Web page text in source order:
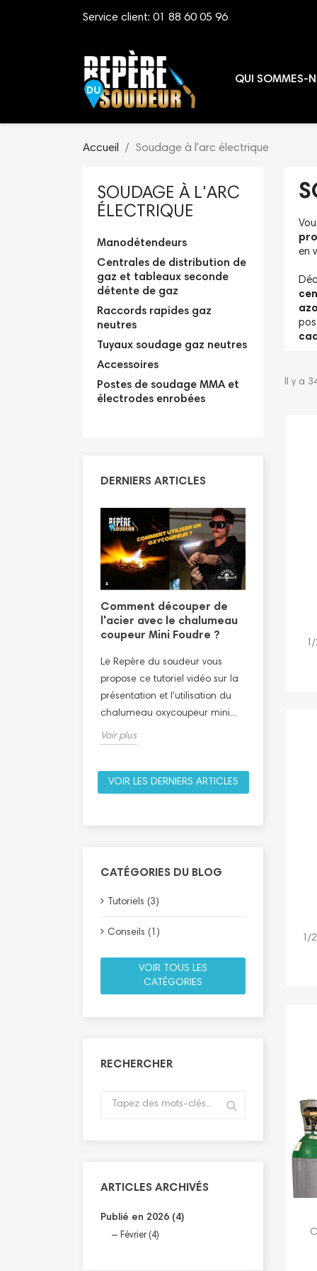
Service client: 01 88 60 05 96
QUI SOMMES-
Accueil Soudage à l'arc électrique
SOUDAGE À L'ARC
ÉLECTRIQUE
Manodétendeurs
Centrales de distribution de
gaz et tableaux seconde
détente de gaz
Raccords rapides gaz
neutres
Tuyaux soudage gaz neutres
Accessoires
Postes de soudage MMA et
électrodes enrobées
DERNIERS ARTICLES
Comment découper de
l'acier avec le chalumeau
coupeur Mini Foudre ?
Le Repère du soudeur vous
propose ce tutoriel vidéo sur la
présentation et l'utilisation du
chalumeau oxycoupeur mini...
Voir plus
Le
VOIR LES DERNIERS ARTICLES
CATÉGORIES DU BLOG
Tutoriels (3)
Conseils (1)
VOIR TOUS LES
CATÉGORIES
RECHERCHER
ARTICLES ARCHIVÉS
Publié en 2026 (4)
Février (4)
en
Il y a
1/